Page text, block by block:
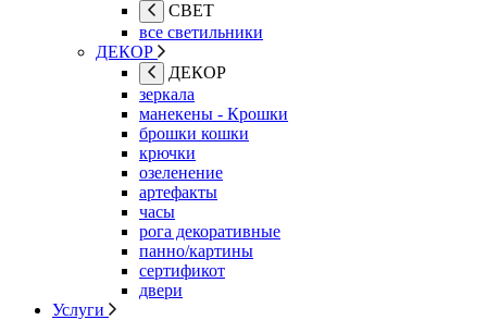
СВЕТ
все светильники
ДЕКОР
ДЕКОР
зеркала
манекены - Крошки
брошки кошки
крючки
озеленение
артефакты
часы
рога декоративные
панно/картины
сертификот
двери
Услуги